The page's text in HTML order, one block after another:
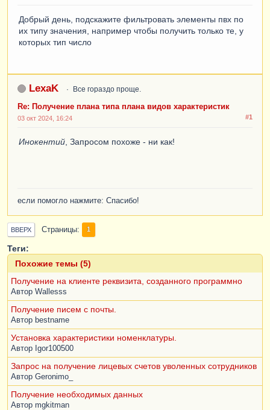
Добрый день, подскажите фильтровать элементы пвх по
их типу значения, например чтобы получить только те, у
которых тип число
LexaK Все гораздо проще.
Re: Получение плана типа плана видов характеристик
#1
03 окт 2024, 16:24
Инокентий , Запросом похоже - ни как!
если помогло нажмите: Спасибо!
ВВЕРХ Страницы 1
Теги:
Похожие темы (5)
Получение на клиенте реквизита, созданного программно
Автор Wallesss
Получение писем с почты.
Автор bestname
Установка характеристики номенклатуры.
Автор Igor100500
Запрос на получение лицевых счетов уволенных сотрудников
Автор Geronimo_
Получение необходимых данных
Автор mgkitman